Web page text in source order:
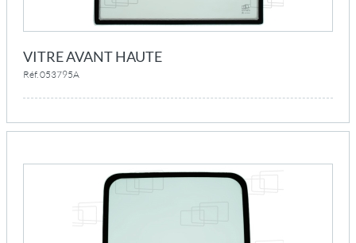
VITRE AVANT HAUTE
Réf. 053795A